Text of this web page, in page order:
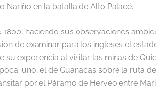
Nariño en la batalla de Alto Palacé.
haciendo sus observaciones
de examinar para los ingleses el
experiencia al visitar las minas de
uno, el de Guanacas sobre la ruta
por el Páramo de Herveo entre